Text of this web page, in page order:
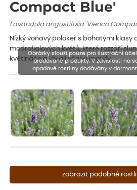
Compact Blue'
Lavandula angustifolia 'Vienco
Nízký voňavý polokeř s bohatými klasy
modrofialových květů, které rozzáří
květináče a lákají včely i motýly.
zobrazit podobné
Obrázky slouží pouze pro ilustrační
prodávané produkty. V závislosti na
opadavé rostliny dodávány v
Rostliny mohou být také sestřiženy